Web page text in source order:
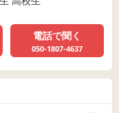
電話で聞く
050-1807-4637